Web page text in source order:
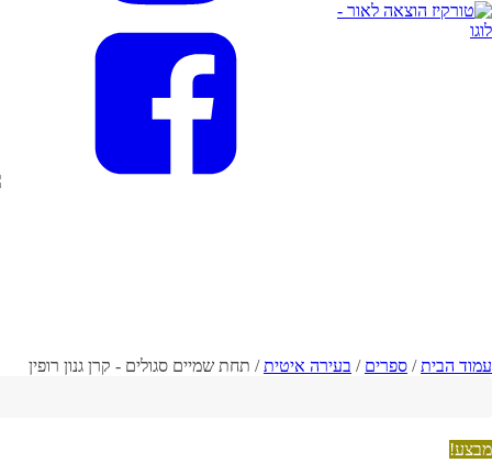
עמוד הבית/ ספרים / בעירה איטית/ תחת שמיים סגולים - קרן גנון רופין
מבצע!